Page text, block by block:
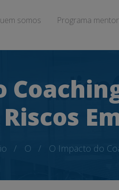
somos Programa mentor
Riscos
O O Impacto do